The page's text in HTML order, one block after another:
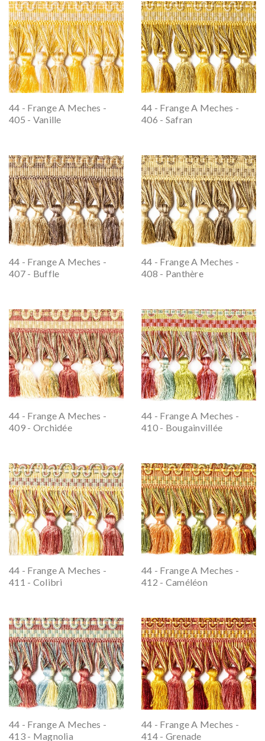
44 - Frange A Meches -
405 - Vanille
44 - Frange A Meches -
406 - Safran
44 - Frange A Meches -
407 - Buffle
44 - Frange A Meches -
408 - Panthère
44 - Frange A Meches -
409 - Orchidée
44 - Frange A Meches -
410 - Bougainvillée
44 - Frange A Meches -
411 - Colibri
44 - Frange A Meches -
412 - Caméléon
44 - Frange A Meches -
413 - Magnolia
44 - Frange A Meches -
414 - Grenade